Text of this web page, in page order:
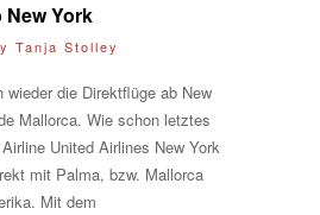
York
Tanja Stolley
die Direktflüge ab New
Mallorca. Wie schon letztes
United Airlines New York
mit Palma, bzw. Mallorca
Mit dem